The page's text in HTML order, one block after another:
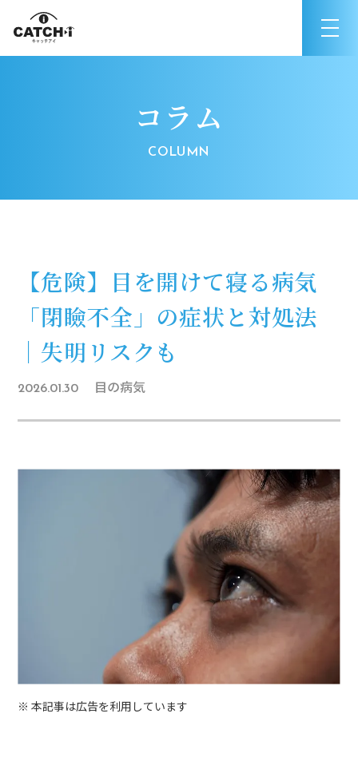
コラム
【危険】目を開けて寝る病気
「閉瞼不全」の症状と対処法
｜失明リスクも
2026.01.30 目の病気
※ 本記事は広告を利用しています